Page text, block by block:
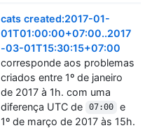
cats created:2017-01-
01T01:00:00+07:00..2017
-03-01T15:30:15+07:00
corresponde aos problemas
criados entre 1º de janeiro
de 2017 à 1h. com uma
diferença UTC de
07:00
e
1º de março de 2017 às 15h.